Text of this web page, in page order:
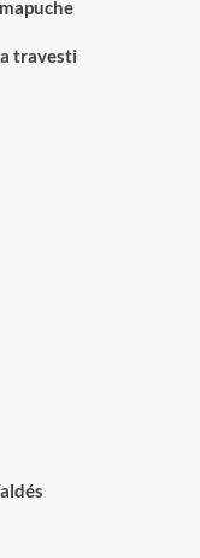
travesti